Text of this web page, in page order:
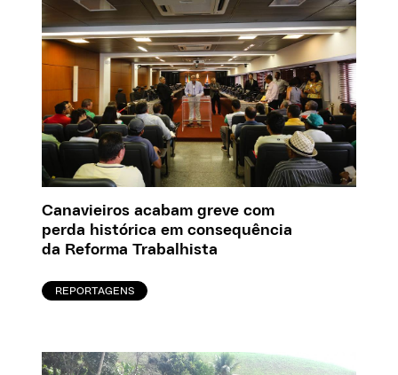
Canavieiros acabam greve com
perda histórica em consequência
da Reforma Trabalhista
REPORTAGENS